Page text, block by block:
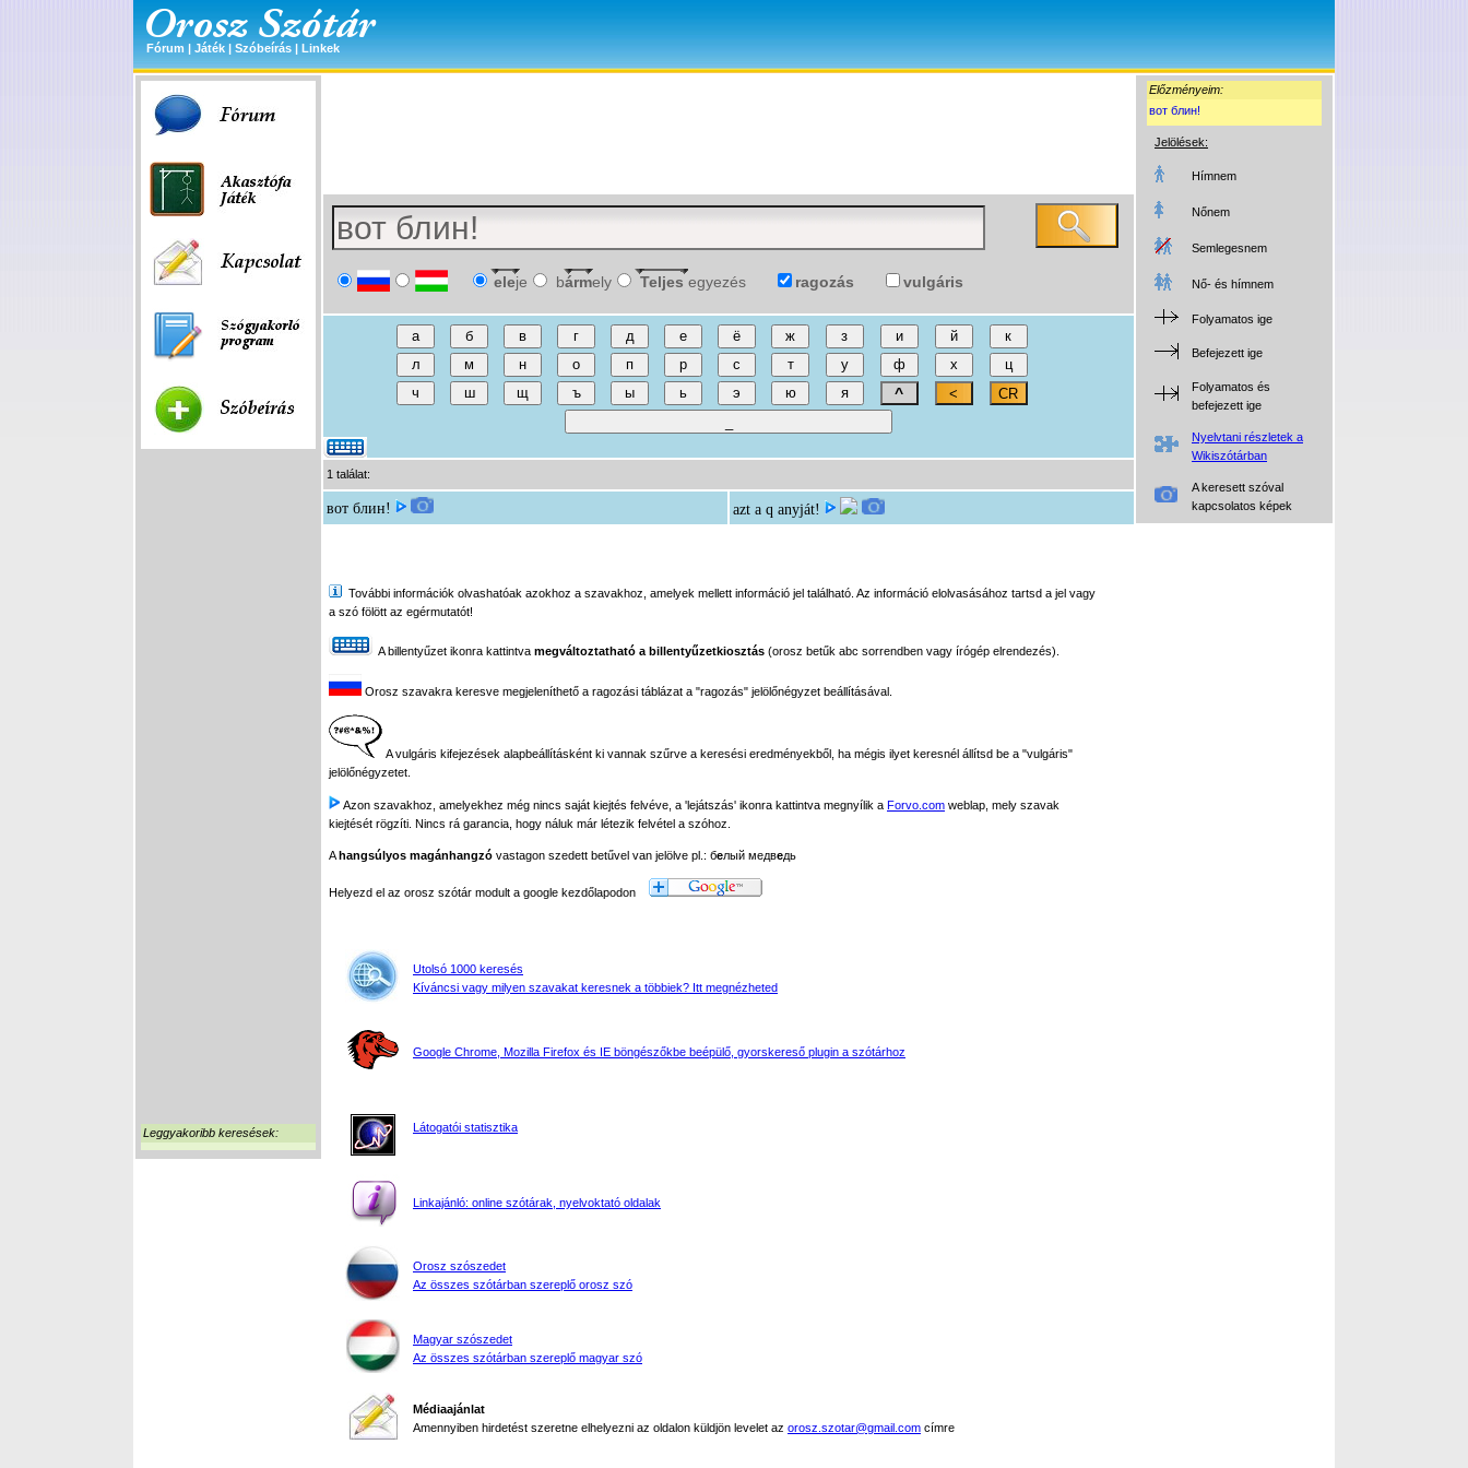
Fórum | Játék | Szóbeírás | Linkek
Előzményeim:
вот блин!
Jelölések:
Hímnem
Nőnem
Semlegesnem
Nő- és hímnem
Folyamatos ige
Befejezett ige
Folyamatos és
befejezett ige
Nyelvtani részletek a
Wikiszótárban
A keresett szóval
kapcsolatos képek
Leggyakoribb keresések:
eleje bármely Teljes egyezés ragozás vulgáris
1 találat:
вот блин! azt a q anyját!
További információk olvashatóak azokhoz a szavakhoz, amelyek mellett információ jel található. Az információ elolvasásához tartsd a jel vagy
a szó fölött az egérmutatót!
A billentyűzet ikonra kattintva megváltoztatható a billentyűzetkiosztás (orosz betűk abc sorrendben vagy írógép elrendezés).
Orosz szavakra keresve megjeleníthető a ragozási táblázat a "ragozás" jelölőnégyzet beállításával.
A vulgáris kifejezések alapbeállításként ki vannak szűrve a keresési eredményekből, ha mégis ilyet keresnél állítsd be a "vulgáris"
jelölőnégyzetet.
Azon szavakhoz, amelyekhez még nincs saját kiejtés felvéve, a 'lejátszás' ikonra kattintva megnyílik a Forvo.com weblap, mely szavak
kiejtését rögzíti. Nincs rá garancia, hogy náluk már létezik felvétel a szóhoz.
Ahangsúlyos magánhangzó vastagon szedett betűvel van jelölve pl.: белый медведь
Helyezd el az orosz szótár modult a google kezdőlapodon
Utolsó 1000 keresés
Kíváncsi vagy milyen szavakat keresnek a többiek? Itt megnézheted
Google Chrome, Mozilla Firefox és IE böngészőkbe beépülő, gyorskereső plugin a szótárhoz
Látogatói statisztika
Linkajánló: online szótárak, nyelvoktató oldalak
Orosz szószedet
Az összes szótárban szereplő orosz szó
Magyar szószedet
Az összes szótárban szereplő magyar szó
Médiaajánlat
Amennyiben hirdetést szeretne elhelyezni az oldalon küldjön levelet az orosz.szotar@gmail.com címre